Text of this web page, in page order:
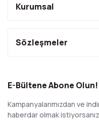
Kurumsal
Sözleşmeler
E-Bültene Abone Olun!
Kampanyalarımızdan ve
haberdar olmak